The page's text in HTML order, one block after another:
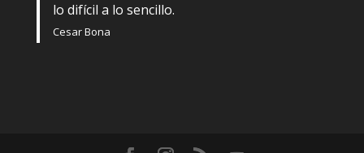
lo difícil a lo sencillo.
Cesar Bona